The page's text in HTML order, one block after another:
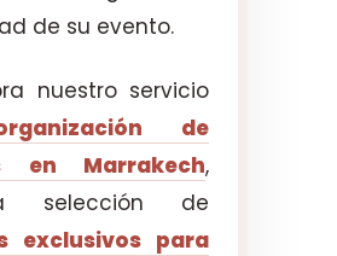
de su evento.
nuestro servicio
de
en Marrakech,
selección de
exclusivos para